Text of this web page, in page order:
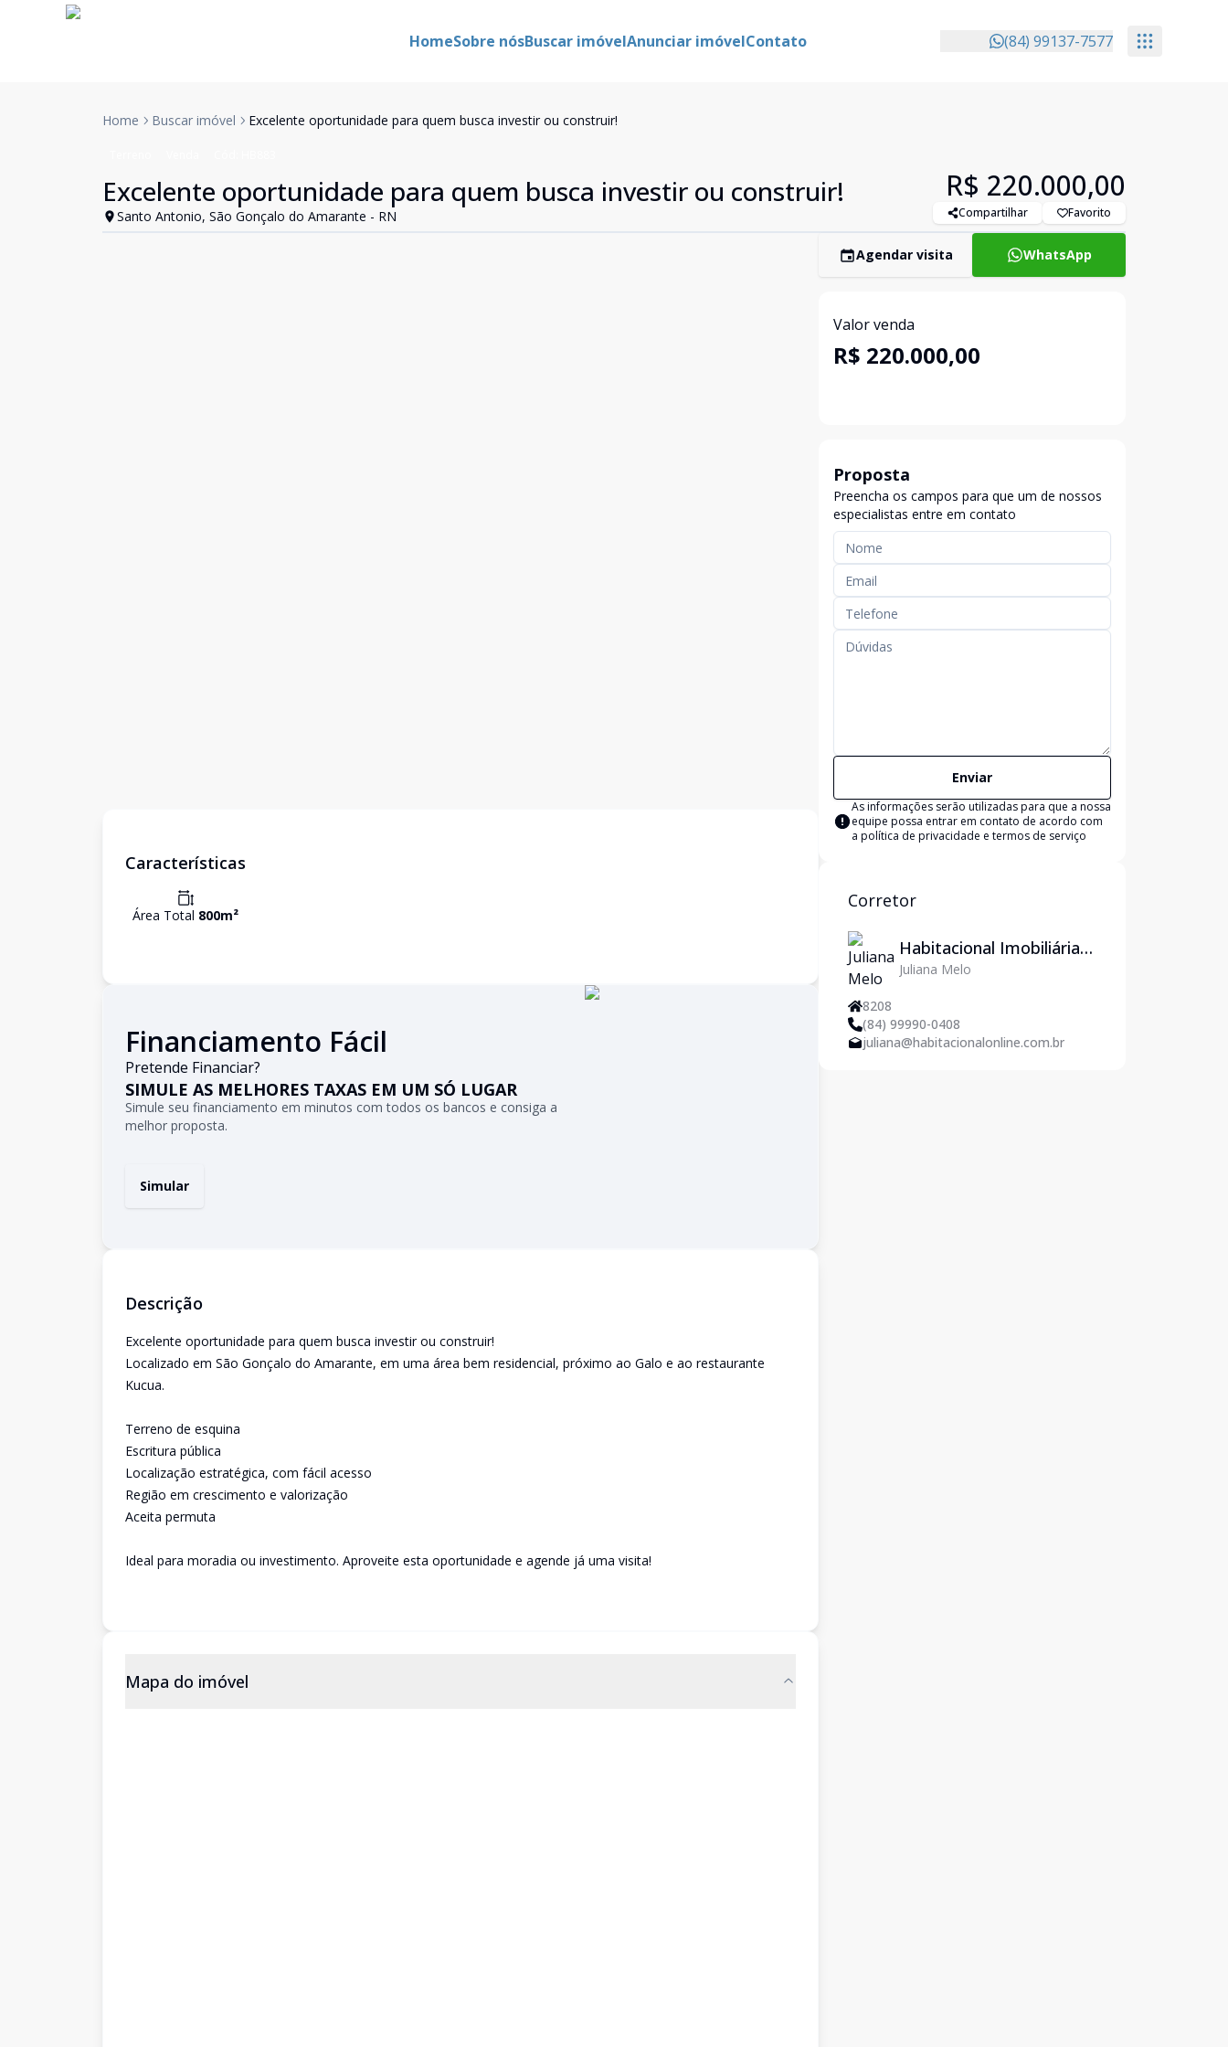
HomeSobre nósBuscar imóvelAnunciar imóvelContato (84) 99137-7577
Home Buscar imóvel Excelente oportunidade para quem busca investir ou construir!
Excelente oportunidade para quem busca investir ou construir!
Santo Antonio, São Gonçalo do Amarante - RN
R$ 220.000,00
Compartilhar Favorito
Características
Área Total 800m²
Financiamento Fácil
Pretende Financiar?
SIMULE AS MELHORES TAXAS EM UM SÓ LUGAR
Simule seu financiamento em minutos com todos os bancos e consiga a
melhor proposta.
Simular
Descrição
Excelente oportunidade para quem busca investir ou construir!
Localizado em São Gonçalo do Amarante, em uma área bem residencial, próximo ao Galo e ao restaurante
Kucua.
Terreno de esquina
Escritura pública
Localização estratégica, com fácil acesso
Região em crescimento e valorização
Aceita permuta
Ideal para moradia ou investimento. Aproveite esta oportunidade e agende já uma visita!
Mapa do imóvel
Agendar visita WhatsApp
Valor venda
R$ 220.000,00
Proposta
Preencha os campos para que um de nossos
especialistas entre em contato
Enviar
As informações serão utilizadas para que a nossa
equipe possa entrar em contato de acordo com
a política de privacidade e termos de serviço
Corretor
Habitacional Imobiliária
em Natal/RN - Imoveis
Juliana Melo
8208
(84) 99990-0408
juliana@habitacionalonline.com.br